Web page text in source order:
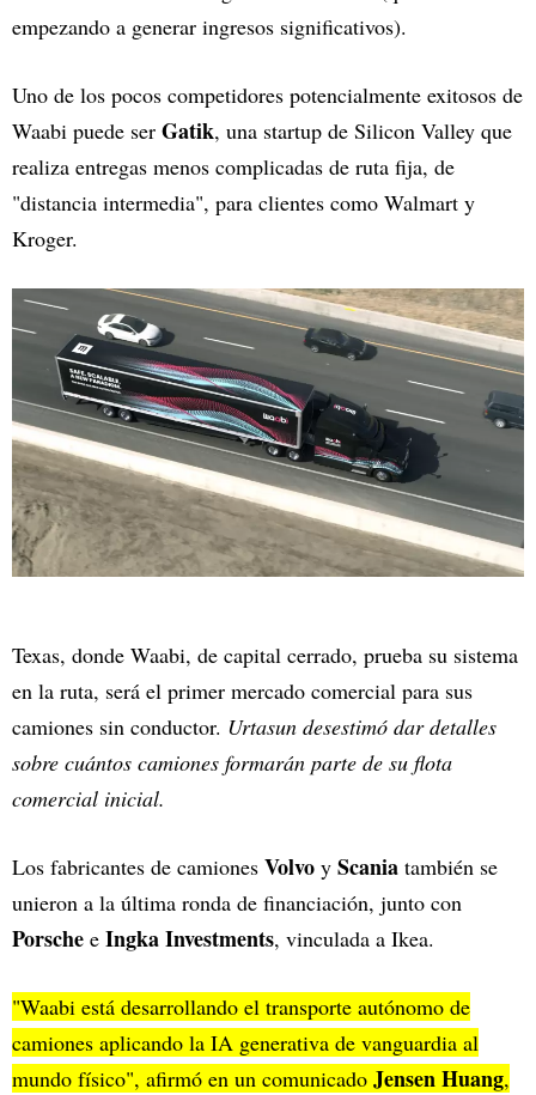
empezando a generar ingresos significativos).
Uno de los pocos competidores potencialmente exitosos de
Waabi puede ser Gatik, una startup de Silicon Valley que
realiza entregas menos complicadas de ruta fija, de
"distancia intermedia", para clientes como Walmart y
Kroger.
Texas, donde Waabi, de capital cerrado, prueba su sistema
en la ruta, será el primer mercado comercial para sus
camiones sin conductor. Urtasun desestimó dar detalles
sobre cuántos camiones formarán parte de su flota
comercial inicial.
Los fabricantes de camiones Volvo y Scania también se
unieron a la última ronda de financiación, junto con
Porsche e Ingka Investments, vinculada a Ikea.
"Waabi está desarrollando el transporte autónomo de
camiones aplicando la IA generativa de vanguardia al
mundo físico", afirmó en un comunicado Jensen Huang,